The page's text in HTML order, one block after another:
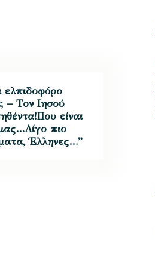
ελπιδοφόρο
– Τον Ιησού
είναι
πιο
Έλληνες…”